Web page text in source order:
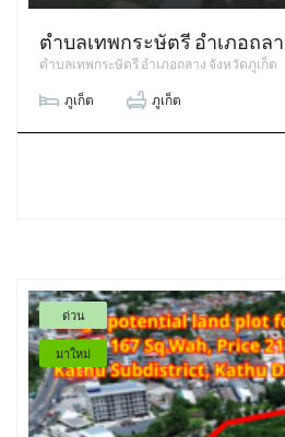
ตำบลเทพกระษัตรี อำเภอถล
ตำบลเทพกระษัตรี อำเภอถลาง จังหวัดภูเก็ต
ภูเก็ต ภูเก็ต
ด่วน
มาใหม่